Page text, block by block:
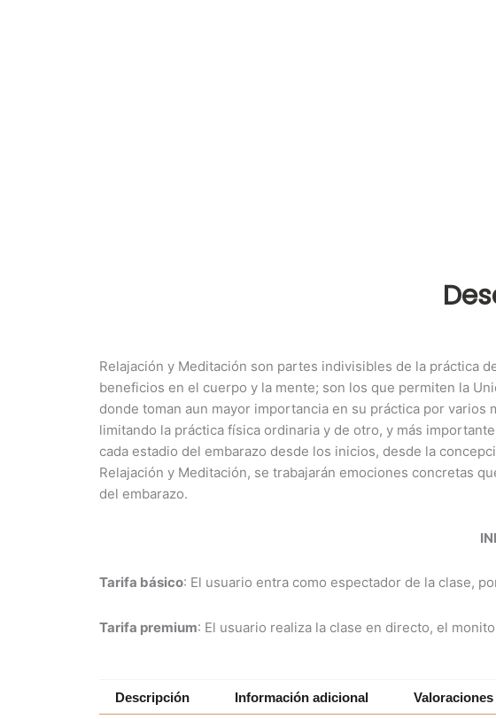
Relajación y Meditación son partes indivisibles de la práctica
beneficios en el cuerpo y la mente; son los que permiten la
donde toman aun mayor importancia en su práctica por
limitando la práctica física ordinaria y de otro, y más
cada estadio del embarazo desde los inicios, desde la
Relajación y Meditación, se trabajarán emociones concretas
del embarazo.
Tarifa básico: El usuario entra como espectador de la clase,
Tarifa premium: El usuario realiza la clase en directo, el
Descripción Información adicional Valoraciones